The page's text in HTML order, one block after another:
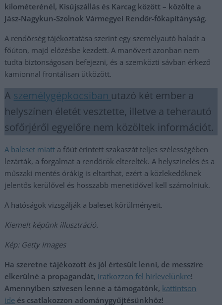
kilométerénél, Kisújszállás és Karcag között – közölte a
Jász-Nagykun-Szolnok Vármegyei Rendőr-főkapitányság.
A rendőrség tájékoztatása szerint egy személyautó haladt a
főúton, majd előzésbe kezdett. A manővert azonban nem
tudta biztonságosan befejezni, és a szemközti sávban érkező
kamionnal frontálisan ütközött.
A személygépkocsiban utazó két ember a
helyszínen életét vesztette, illetve a teherautó
sofőrjéről egyelőre nem közöltek információt.
A baleset miatt a főút érintett szakaszát teljes szélességében
lezárták, a forgalmat a rendőrök elterelték. A helyszínelés és a
műszaki mentés órákig is eltarthat, ezért a közlekedőknek
jelentős kerülővel és hosszabb menetidővel kell számolniuk.
A hatóságok vizsgálják a baleset körülményeit.
Kiemelt képünk illusztráció.
Kép: Getty Images
Ha szeretne tájékozott és jól értesült lenni, de messzire
elkerülné a propagandát, iratkozzon fel hírlevelünkre!
Amennyiben szívesen lenne a támogatónk, kattintson
ide és csatlakozzon adománygyűjtésünkhöz!